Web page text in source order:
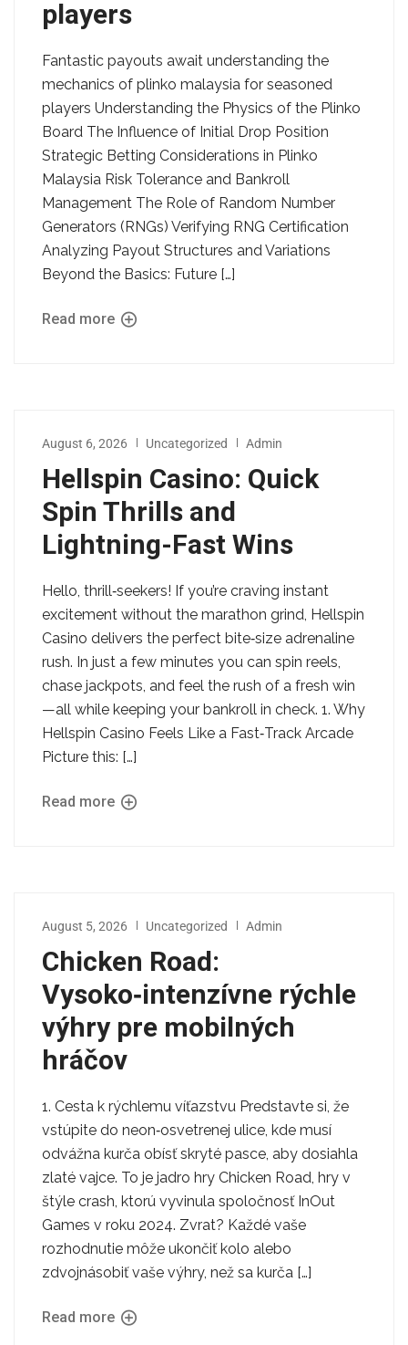
players
Fantastic payouts await understanding the
mechanics of plinko malaysia for seasoned
players Understanding the Physics of the Plinko
Board The Influence of Initial Drop Position
Strategic Betting Considerations in Plinko
Malaysia Risk Tolerance and Bankroll
Management The Role of Random Number
Generators (RNGs) Verifying RNG Certification
Analyzing Payout Structures and Variations
Beyond the Basics: Future […]
Read more
August 6, 2026 Uncategorized Admin
Hellspin Casino: Quick
Spin Thrills and
Lightning-Fast Wins
Hello, thrill‑seekers! If you’re craving instant
excitement without the marathon grind, Hellspin
Casino delivers the perfect bite‑size adrenaline
rush. In just a few minutes you can spin reels,
chase jackpots, and feel the rush of a fresh win
—all while keeping your bankroll in check. 1. Why
Hellspin Casino Feels Like a Fast‑Track Arcade
Picture this: […]
Read more
August 5, 2026 Uncategorized Admin
Chicken Road:
Vysoko‑intenzívne rýchle
výhry pre mobilných
hráčov
1. Cesta k rýchlemu víťazstvu Predstavte si, že
vstúpite do neon‑osvetrenej ulice, kde musí
odvážna kurča obísť skryté pasce, aby dosiahla
zlaté vajce. To je jadro hry Chicken Road, hry v
štýle crash, ktorú vyvinula spoločnosť InOut
Games v roku 2024. Zvrat? Každé vaše
rozhodnutie môže ukončiť kolo alebo
zdvojnásobiť vaše výhry, než sa kurča […]
Read more